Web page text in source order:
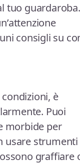
tuo guardaroba.
consigli su
è
Puoi
morbide per
usare strumenti
graffiare